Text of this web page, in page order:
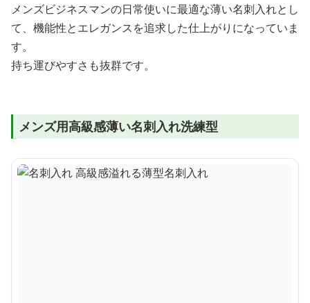
メンズビジネスマンの日常使いに最適な薄い名刺入れとし
て、機能性とエレガンスを追求した仕上がりになっていま
す。
持ち運びやすさも抜群です。
メンズ用高級感薄い名刺入れ洗練型